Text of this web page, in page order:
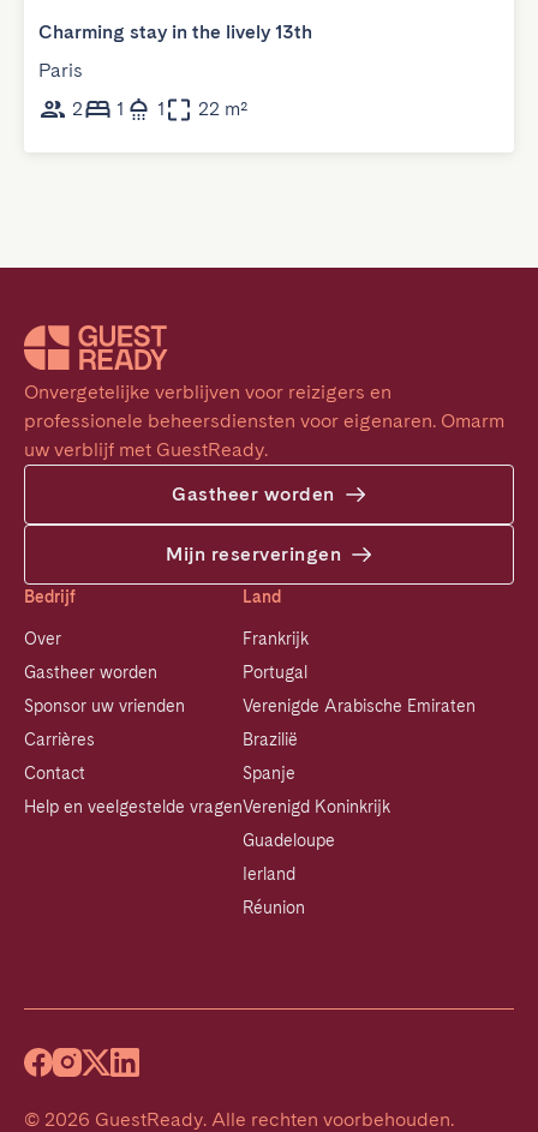
Charming stay in the lively 13th
Paris
2
1 1 22 m²
Onvergetelijke verblijven voor reizigers en
professionele beheersdiensten voor eigenaren. Omarm
uw verblijf met GuestReady.
Gastheer worden
Mijn reserveringen
Bedrijf
Over
Gastheer worden
Sponsor uw vrienden
Carrières
Contact
Help en veelgestelde vragen
Land
Frankrijk
Portugal
Verenigde Arabische Emiraten
Brazilië
Spanje
Verenigd Koninkrijk
Guadeloupe
Ierland
Réunion
© 2026 GuestReady. Alle rechten voorbehouden.